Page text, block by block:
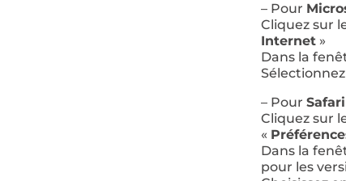
– Pour
Cliquez sur
Internet »
Dans la
– Pour Safari
Cliquez sur
«
Dans la
pour les